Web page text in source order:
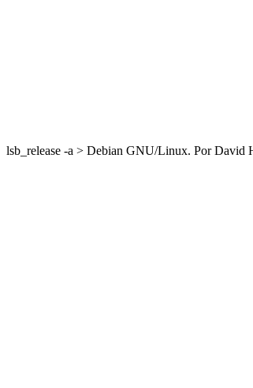
lsb_release -a > Debian GNU/Linux. Por David